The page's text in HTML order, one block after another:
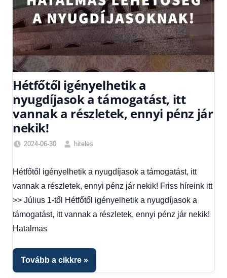
Hétfőtől igényelhetik a
nyugdíjasok a támogatást, itt
vannak a részletek, ennyi pénz jár
nekik!
2024-06-30
hiteles
1
kézből,
Hitel
fórum
Hétfőtől igényelhetik a nyugdíjasok a támogatást, itt
vannak a részletek, ennyi pénz jár nekik! Friss híreink itt
>> Július 1-től Hétfőtől igényelhetik a nyugdíjasok a
támogatást, itt vannak a részletek, ennyi pénz jár nekik!
Hatalmas
Tovább a cikkre